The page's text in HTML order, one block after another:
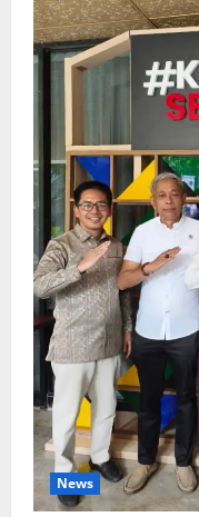
News